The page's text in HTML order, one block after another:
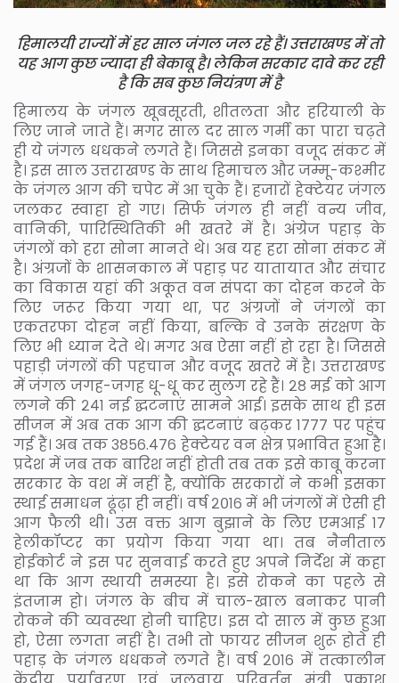
हिमालयी राज्यों में हर साल जंगल जल रहे हैं। उत्तराखण्ड में तो
यह आग कुछ ज्यादा ही बेकाबू है। लेकिन सरकार दावे कर रही
है कि सब कुछ नियंत्रण में है
हिमालय के जंगल खूबसूरती, शीतलता और हरियाली के
लिए जाने जाते हैं। मगर साल दर साल गर्मी का पारा चढ़ते
ही ये जंगल धधकने लगते हैं। जिससे इनका वजूद संकट में
है। इस साल उत्तराखण्ड के साथ हिमाचल और जम्मू-कश्मीर
के जंगल आग की चपेट में आ चुके हैं। हजारों हेक्टेयर जंगल
जलकर स्वाहा हो गए। सिर्फ जंगल ही नहीं वन्य जीव,
वानिकी, पारिस्थितिकी भी खतरे में है। अंग्रेज पहाड़ के
जंगलों को हरा सोना मानते थे। अब यह हरा सोना संकट में
है। अंग्रजों के शासनकाल में पहाड़ पर यातायात और संचार
का विकास यहां की अकूत वन संपदा का दोहन करने के
लिए जरूर किया गया था, पर अंग्रजों ने जंगलों का
एकतरफा दोहन नहीं किया, बल्कि वे उनके संरक्षण के
लिए भी ध्यान देते थे। मगर अब ऐसा नहीं हो रहा है। जिससे
पहाड़ी जंगलों की पहचान और वजूद खतरे में है। उत्तराखण्ड
में जंगल जगह-जगह धू-धू कर सुलग रहे हैं। २८ मई को आग
लगने की २४१ नई द्घटनाएं सामने आई। इसके साथ ही इस
सीजन में अब तक आग की द्घटनाएं बढ़कर १७७७ पर पहुंच
गई हैं। अब तक ३८५६.४७६ हेक्टेयर वन क्षेत्र प्रभावित हुआ है।
प्रदेश में जब तक बारिश नहीं होती तब तक इसे काबू करना
सरकार के वश में नहीं है, क्योंकि सरकारों ने कभी इसका
स्थाई समाधन ढूंढ़ा ही नहीं। वर्ष २०१६ में भी जंगलों में ऐसी ही
आग फैली थी। उस वक्त आग बुझाने के लिए एमआई १७
हेलीकॉप्टर का प्रयोग किया गया था। तब नैनीताल
होईकोर्ट ने इस पर सुनवाई करते हुए अपने निर्देश में कहा
था कि आग स्थायी समस्या है। इसे रोकने का पहले से
इंतजाम हो। जंगल के बीच में चाल-खाल बनाकर पानी
रोकने की व्यवस्था होनी चाहिए। इस दो साल में कुछ हुआ
हो, ऐसा लगता नहीं है। तभी तो फायर सीजन शुरू होते ही
पहाड़ के जंगल धधकने लगते हैं। वर्ष २०१६ में तत्कालीन